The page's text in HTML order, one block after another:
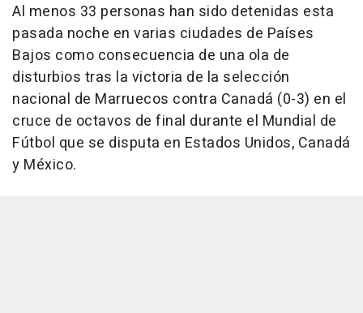
Al menos 33 personas han sido detenidas esta
pasada noche en varias ciudades de Países
Bajos como consecuencia de una ola de
disturbios tras la victoria de la selección
nacional de Marruecos contra Canadá (0-3) en el
cruce de octavos de final durante el Mundial de
Fútbol que se disputa en Estados Unidos, Canadá
y México.